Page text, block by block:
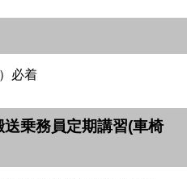
必着
送乗務員定期講習(車椅